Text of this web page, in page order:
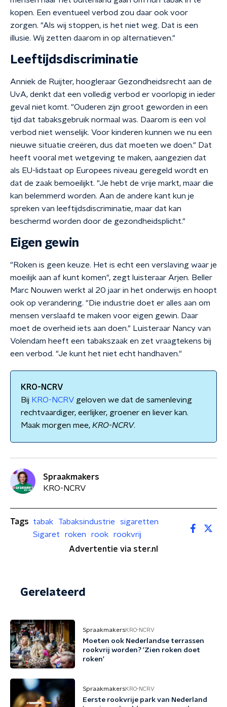
kopen. Een eventueel verbod zou daar ook voor
zorgen. "Als wij stoppen, is het niet weg. Dat is een
illusie. Wij zetten daarom in op alternatieven."
Leeftijdsdiscriminatie
Anniek de Ruijter, hoogleraar Gezondheidsrecht aan de
UvA, denkt dat een volledig verbod er voorlopig in ieder
geval niet komt. "Ouderen zijn groot geworden in een
tijd dat tabaksgebruik normaal was. Daarom is een vol
verbod niet wenselijk. Voor kinderen kunnen we nu een
nieuwe situatie creëren, dus dat moeten we doen." Dat
heeft vooral met wetgeving te maken, aangezien dat
als EU-lidstaat op Europees niveau geregeld wordt en
dat de zaak bemoeilijkt. "Je hebt de vrije markt, maar die
kan belemmerd worden. Aan de andere kant kun je
spreken van leeftijdsdiscriminatie, maar dat kan
beschermd worden door de gezondheidsplicht."
Eigen gewin
"Roken is geen keuze. Het is echt een verslaving waar je
moeilijk aan af kunt komen", zegt luisteraar Arjen. Beller
Marc Nouwen werkt al 20 jaar in het onderwijs en hoopt
ook op verandering. "Die industrie doet er alles aan om
mensen verslaafd te maken voor eigen gewin. Daar
moet de overheid iets aan doen." Luisteraar Nancy van
Volendam heeft een tabakszaak en zet vraagtekens bij
een verbod. "Je kunt het niet echt handhaven."
KRO-NCRV
Bij KRO-NCRV geloven we dat de samenleving
rechtvaardiger, eerlijker, groener en liever kan.
Maak morgen mee, KRO-NCRV.
Spraakmakers
KRO-NCRV
Tags tabak Tabaksindustrie
sigaretten
Sigaret
roken rook
rookvrij
Advertentie via ster.nl
Gerelateerd
SpraakmakersKRO-NCRV
Moeten ook Nederlandse terrassen
rookvrij worden? 'Zien roken doet
roken'
SpraakmakersKRO-NCRV
Eerste rookvrije park van Nederland